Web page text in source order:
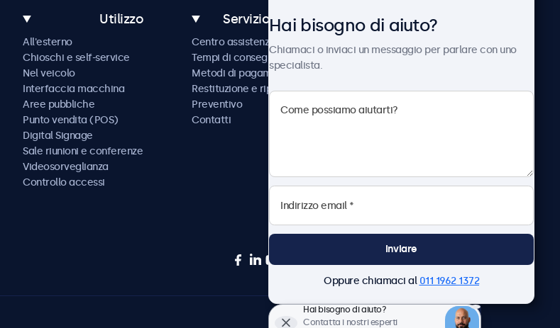
Utilizzo
All'esterno
Chioschi e self-service
Nel veicolo
Interfaccia macchina
Aree pubbliche
Punto vendita (POS)
Digital Signage
Sale riunioni e conferenze
Videosorveglianza
Controllo accessi
Servizio Clienti
Centro assistenza
Tempi di consegna
Metodi di pagamento
Restituzione e riparazione
Preventivo
Contatti
Chi siamo
Notizie e aggiornamenti
Beetronics
Lavora con noi
Italiano
Hai bisogno di aiuto?
Chiamaci o inviaci un messaggio per parlare con uno
specialista.
Inviare
Oppure chiamaci al 011 1962 1372
Hai bisogno di aiuto?
Contatta i nostri esperti